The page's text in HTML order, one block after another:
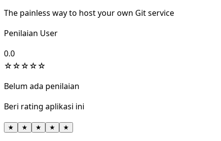
The painless way to host your own Git service
Penilaian User
0.0
☆☆☆☆☆
Belum ada penilaian
Beri rating aplikasi ini
★ ★ ★ ★ ★